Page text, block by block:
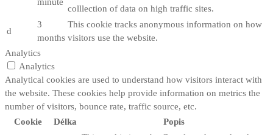
colllection of data on high traffic sites.
d
3
months
This cookie tracks anonymous information on how
visitors use the website.
Analytics
Analytics
Analytical cookies are used to understand how visitors interact with
the website. These cookies help provide information on metrics the
number of visitors, bounce rate, traffic source, etc.
Cookie
Délka Popis